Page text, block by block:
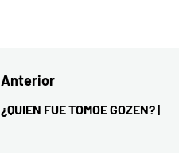
Navegación
de
Anterior
Entrada
¿QUIEN FUE TOMOE GOZEN? |